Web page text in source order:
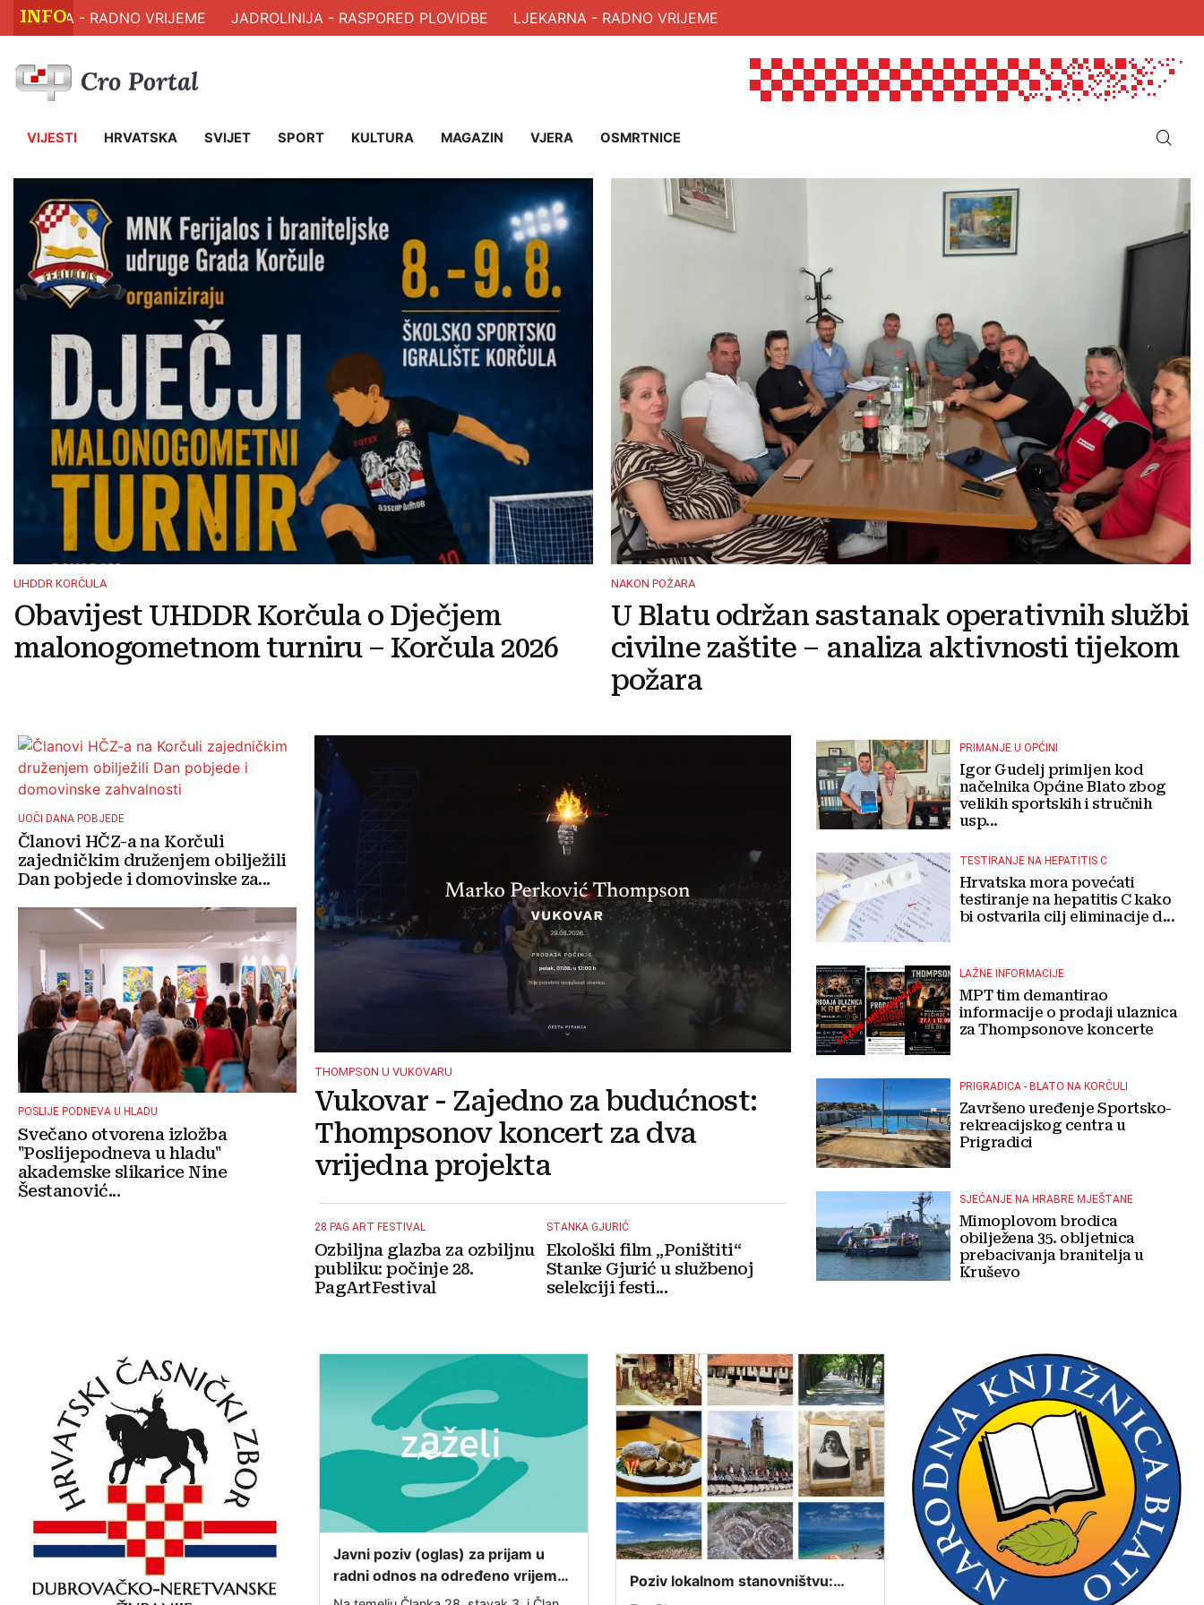
INFO
- RADNO VRIJEME JADROLINIJA - RASPORED PLOVIDBE LJEKARNA - RADNO VRIJEME
VIJESTI HRVATSKA SVIJET SPORT KULTURA MAGAZIN VJERA OSMRTNICE
UHDDR KORČULA
Obavijest UHDDR Korčula o Dječjem
malonogometnom turniru – Korčula 2026
NAKON POŽARA
U Blatu održan sastanak operativnih službi
civilne zaštite – analiza aktivnosti tijekom
požara
UOČI DANA POBJEDE
Članovi HČZ-a na Korčuli
zajedničkim druženjem obilježili
Dan pobjede i domovinske za...
POSLIJE PODNEVA U HLADU
Svečano otvorena izložba
"Poslijepodneva u hladu"
akademske slikarice Nine
Šestanović...
THOMPSON U VUKOVARU
Vukovar - Zajedno za budućnost:
Thompsonov koncert za dva
vrijedna projekta
28 PAG ART FESTIVAL
Ozbiljna glazba za ozbiljnu
publiku: počinje 28.
PagArtFestival
STANKA GJURIĆ
Ekološki film „Poništiti“
Stanke Gjurić u službenoj
selekciji festi...
PRIMANJE U OPĆINI
Igor Gudelj primljen kod
načelnika Općine Blato zbog
velikih sportskih i stručnih
usp...
TESTIRANJE NA HEPATITIS C
Hrvatska mora povećati
testiranje na hepatitis C kako
bi ostvarila cilj eliminacije d...
LAŽNE INFORMACIJE
MPT tim demantirao
informacije o prodaji ulaznica
za Thompsonove koncerte
PRIGRADICA - BLATO NA KORČULI
Završeno uređenje Sportsko-
rekreacijskog centra u
Prigradici
SJEĆANJE NA HRABRE MJEŠTANE
Mimoplovom brodica
obilježena 35. obljetnica
prebacivanja branitelja u
Kruševo
Javni poziv (oglas) za prijam u
radni odnos na određeno vrijeme
u sklopu projekta „ZAŽELI– nisi
Poziv lokalnom stanovništvu: